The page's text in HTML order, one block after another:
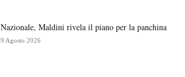
Nazionale, Maldini rivela il piano per la panchina
9 Agosto 2026